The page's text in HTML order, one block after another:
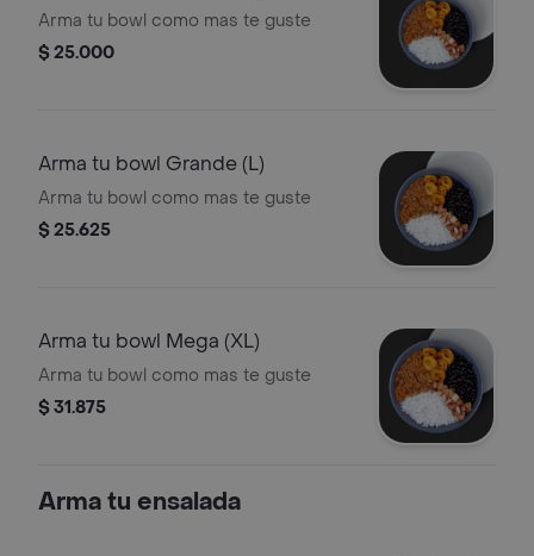
Arma tu bowl como mas te guste
$ 25.000
Arma tu bowl Grande (L)
Arma tu bowl como mas te guste
$ 25.625
Arma tu bowl Mega (XL)
Arma tu bowl como mas te guste
$ 31.875
Arma tu ensalada